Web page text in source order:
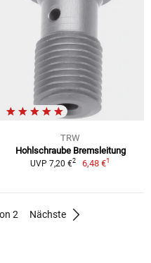
TRW
Hohlschraube Bremsleitung
UVP 7,20 €2 6,48 €1
2 Nächste